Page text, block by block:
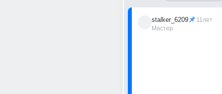
stalker_6209
Мастер
11лет